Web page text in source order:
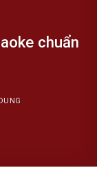
chuẩn